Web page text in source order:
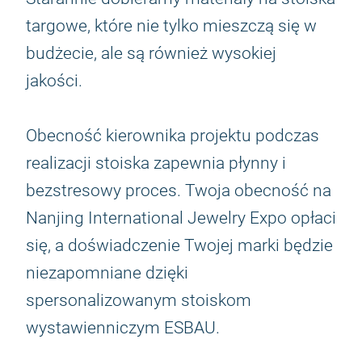
targowe, które nie tylko mieszczą się w
budżecie, ale są również wysokiej
jakości.
Obecność kierownika projektu podczas
realizacji stoiska zapewnia płynny i
bezstresowy proces. Twoja obecność na
Nanjing International Jewelry Expo opłaci
się, a doświadczenie Twojej marki będzie
niezapomniane dzięki
spersonalizowanym stoiskom
wystawienniczym ESBAU.